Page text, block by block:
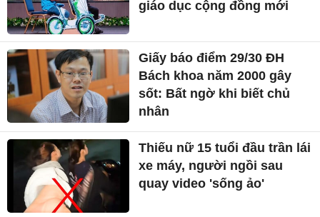
giáo dục cộng đồng mới
Giấy báo điểm 29/30 ĐH
Bách khoa năm 2000 gây
sốt: Bất ngờ khi biết chủ
nhân
Thiếu nữ 15 tuổi đầu trần lái
xe máy, người ngồi sau
quay video 'sống ảo'